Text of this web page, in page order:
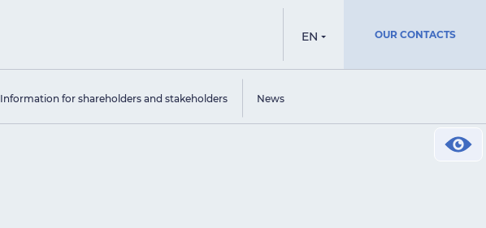
EN OUR CONTACTS
Information for shareholders and stakeholders News